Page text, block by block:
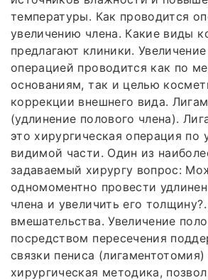
температуры. Как проводится
увеличению члена. Какие виды
предлагают клиники. Увеличение
операцией проводится как по
основаниям, так и целью
коррекции внешнего вида.
(удлинение полового члена).
это хирургическая операция по
видимой части. Один из
задаваемый хирургу вопрос:
одномоментно провести
члена и увеличить его
вмешательства. Увеличение
посредством пересечения
связки пениса
хирургическая методика,